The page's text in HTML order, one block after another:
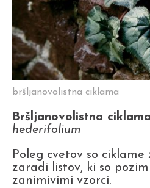
bršljanovolistna ciklama
Bršljanovolistna ciklama
hederifolium
Poleg cvetov so
zaradi listov, ki so
zanimivimi vzorci.